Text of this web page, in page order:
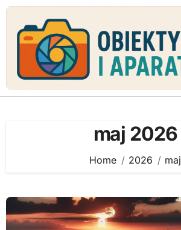
Skip
content
maj 2026
Home 2026 maj